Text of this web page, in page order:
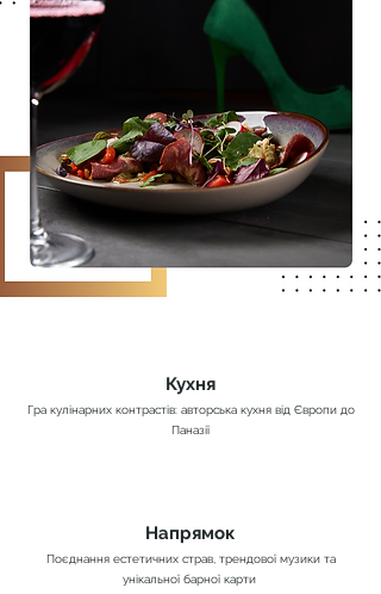
Кухня
Гра кулінарних контрастів: авторська кухня від Європи до
Паназії
Напрямок
Поєднання естетичних страв, трендової музики та
унікальної барної карти